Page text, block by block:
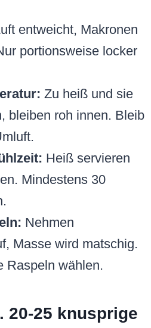
entweicht, Makronen
portionsweise locker
Zu heiß und sie
bleiben roh innen. Bleib
Heiß servieren
Mindestens 30
Nehmen
Masse wird matschig.
Raspeln wählen.
20-25 knusprige